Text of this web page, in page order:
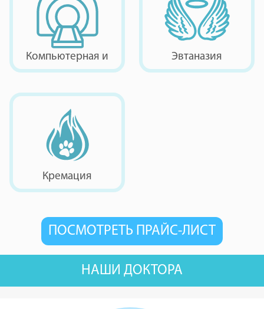
Компьютерная и
магнитно-
животных
Эвтаназия
Кремация
ПОСМОТРЕТЬ ПРАЙС-ЛИСТ
НАШИ ДОКТОРА